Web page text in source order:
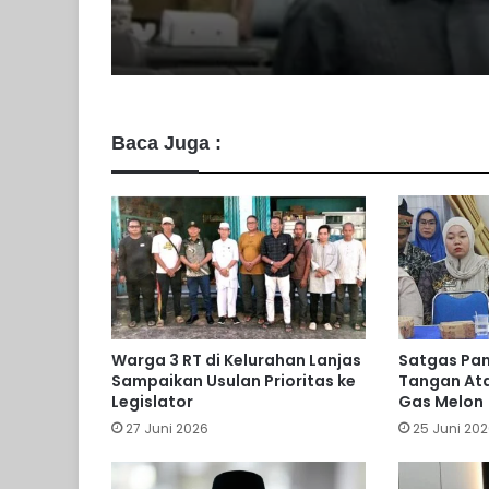
Barito Utara Raih
Terbaik
Baca Juga :
Warga 3 RT di Kelurahan Lanjas
Sampaikan Usulan Prioritas ke
Legislator
27 Juni 2026
Satgas
Tangan
Gas Melon
25 Juni